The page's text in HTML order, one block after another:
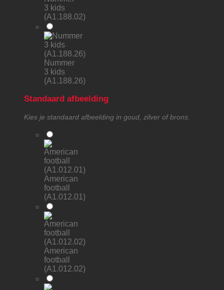
3 kids
(A1.188.02)
Nummer
3 kids
(A1.188.26)
Standaard afbeelding
Kies je standaard afbeelding in goud, zilver of brons.
American
football
(A1.012.01)
American
football
(A1.012.02)